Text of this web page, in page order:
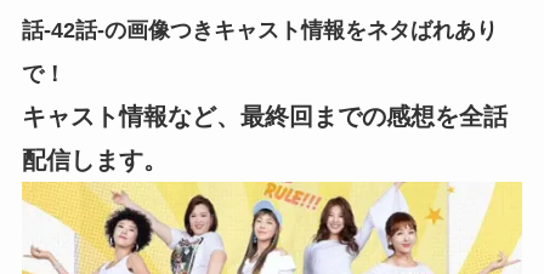
話-42話-の画像つきキャスト情報をネタばれあり
で！
キャスト情報など、最終回までの感想を全話
配信します。